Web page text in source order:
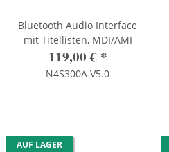
Bluetooth Audio Interface
mit Titellisten, MDI/AMI
119,00 € *
N4S300A V5.0
AUF LAGER